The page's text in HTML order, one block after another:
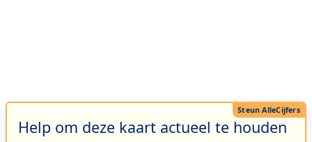
Help om deze kaart actueel te houden